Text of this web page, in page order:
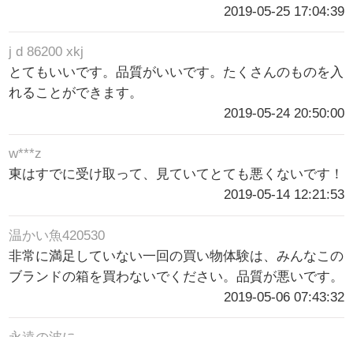
2019-05-25 17:04:39
j d 86200 xkj
とてもいいです。品質がいいです。たくさんのものを入
れることができます。
2019-05-24 20:50:00
w***z
東はすでに受け取って、見ていてとても悪くないです！
2019-05-14 12:21:53
温かい魚420530
非常に満足していない一回の買い物体験は、みんなこの
ブランドの箱を買わないでください。品質が悪いです。
2019-05-06 07:43:32